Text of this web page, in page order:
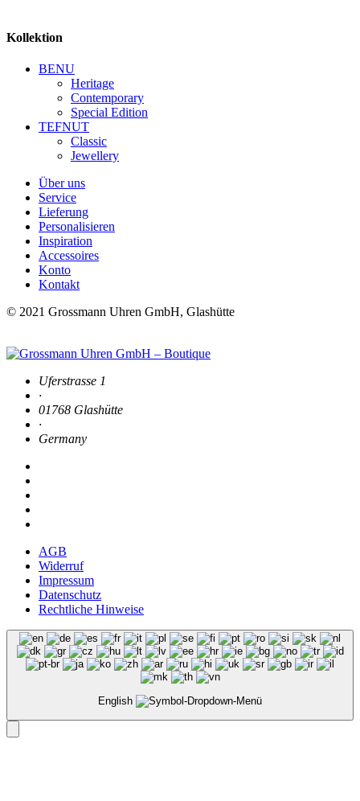
Kollektion
BENU
Heritage
Contemporary
Special Edition
TEFNUT
Classic
Jewellery
Über uns
Service
Lieferung
Personalisieren
Inspiration
Accessoires
Konto
Kontakt
© 2021 Grossmann Uhren GmbH, Glashütte
Uferstrasse 1
·
01768 Glashütte
·
Germany
AGB
Widerruf
Impressum
Datenschutz
Rechtliche Hinweise
English